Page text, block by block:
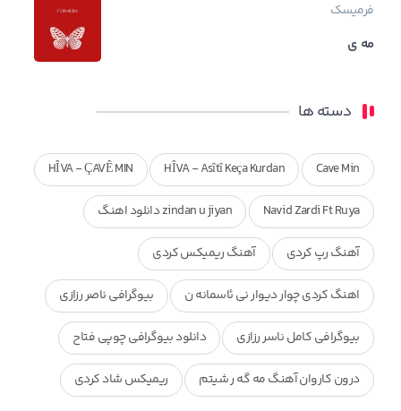
فرمیسک
مه ی
دسته ها
Cave Min
HÎVA - Asîtî Keça Kurdan
HÎVA - ÇAVÊ MIN
Navid Zardi Ft Ruya zindan u jiyan دانلود اهنگ
آهنگ رپ کردی آهنگ ریمیکس کردی
اهنگ کردی چوار دیوار نی ئاسمانه ن بیوگرافی ناصر رزازی
بیوگرافی کامل ناسر رزازی دانلود بیوگرافی چوپی فتاح
درون کاروان آهنگ مه گه ر شیتم ریمیکس شاد کردی